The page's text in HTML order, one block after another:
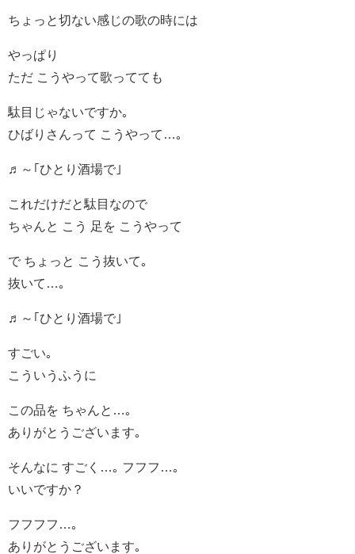
ちょっと切ない感じの歌の時には
やっぱり
ただ こうやって歌ってても
駄目じゃないですか｡
ひばりさんって こうやって…｡
♬～｢ひとり酒場で｣
これだけだと駄目なので
ちゃんと こう 足を こうやって
で ちょっと こう抜いて｡
抜いて…｡
♬～｢ひとり酒場で｣
すごい｡
こういうふうに
この品を ちゃんと…｡
ありがとうございます｡
そんなに すごく…｡ フフフ…｡
いいですか？
フフフフ…｡
ありがとうございます｡